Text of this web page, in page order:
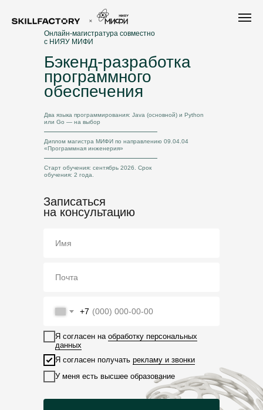
Онлайн-магистратура совместно
с НИЯУ МИФИ
Записаться
на консультацию
Бэкенд-разработка
программного
обеспечения
Два языка программирования: Java (основной) и Python
или Go — на выбор
Диплом магистра МИФИ по направлению 09.04.04
«Программная инженерия»
Старт обучения: сентябрь 2026. Срок
обучения: 2 года.
+7
Я согласен на обработку персональных
данных
Я согласен получать рекламу и звонки
У меня есть высшее образование